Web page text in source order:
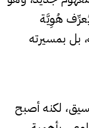
هُوِيَّة
بل بمسيرته
لكنه أصبح